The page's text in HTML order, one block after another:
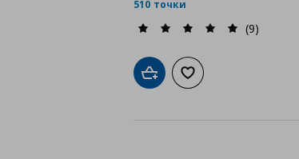
510 точки
(9)
Добави в кошницата
Добави към